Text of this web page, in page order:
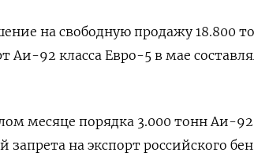
на свободную продажу 18.800
Аи-92 класса Евро-5 в мае
месяце порядка 3.000 тонн Аи-
на экспорт российского